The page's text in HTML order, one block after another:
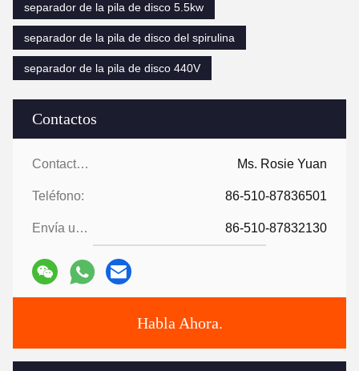
Contactos
Contactos: Ms. Rosie Yuan
Teléfono: 86-510-87836501
Envía un fax.: 86-510-87832130
Habla Ahora.
separador de la pila de disco 5.5kw
separador de la pila de disco del spirulina
separador de la pila de disco 440V